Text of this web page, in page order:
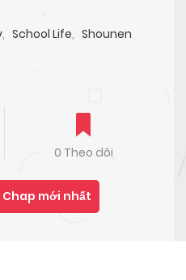
, School Life, Shounen
0 Theo dõi
Chap mới nhất